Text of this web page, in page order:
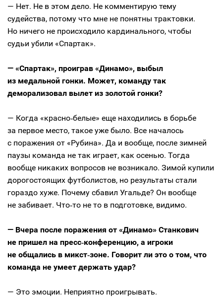
— Нет. Не в этом дело. Не комментирую тему
судейства, потому что мне не понятны трактовки.
Но ничего не происходило кардинального, чтобы
судьи убили «Спартак».
— «Спартак», проиграв «Динамо», выбыл
из медальной гонки. Может, команду так
деморализовал вылет из золотой гонки?
— Когда «красно‑белые» еще находились в борьбе
за первое место, такое уже было. Все началось
с поражения от «Рубина». Да и вообще, после зимней
паузы команда не так играет, как осенью. Тогда
вообще никаких вопросов не возникало. Зимой купили
дорогостоящих футболистов, но результаты стали
гораздо хуже. Почему сбавил Угальде? Он вообще
не забивает. Что‑то не то в подготовке, видимо.
— Вчера после поражения от «Динамо» Станкович
не пришел на пресс‑конференцию, а игроки
не общались в микст‑зоне. Говорит ли это о том, что
команда не умеет держать удар?
— Это эмоции. Неприятно проигрывать.